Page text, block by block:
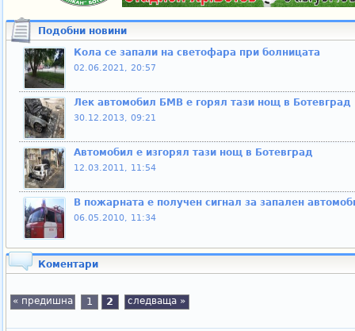
Подобни новини
Кола се запали на светофара при болницата
02.06.2021, 20:57
Лек автомобил БМВ е горял тази нощ в Ботевград
30.12.2013, 09:21
Автомобил е изгорял тази нощ в Ботевград
12.03.2011, 11:54
В пожарната е получен сигнал за запален
06.05.2010, 11:34
Коментари
« предишна 1 2 следваща »